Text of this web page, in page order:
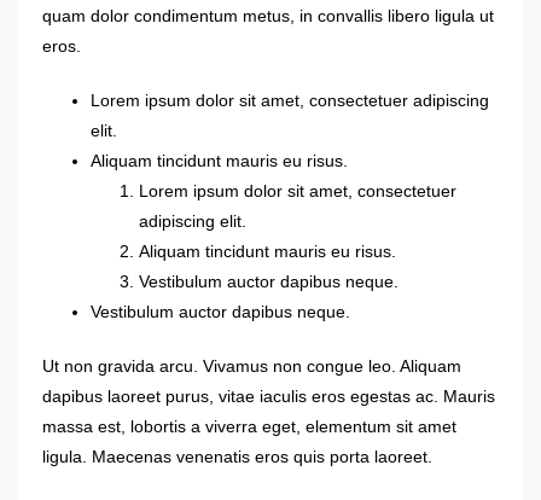
quam dolor condimentum metus, in convallis libero ligula ut
eros.
Lorem ipsum dolor sit amet, consectetuer adipiscing
elit.
Aliquam tincidunt mauris eu risus.
Lorem ipsum dolor sit amet, consectetuer
adipiscing elit.
Aliquam tincidunt mauris eu risus.
Vestibulum auctor dapibus neque.
Vestibulum auctor dapibus neque.
Ut non gravida arcu. Vivamus non congue leo. Aliquam
dapibus laoreet purus, vitae iaculis eros egestas ac. Mauris
massa est, lobortis a viverra eget, elementum sit amet
ligula. Maecenas venenatis eros quis porta laoreet.